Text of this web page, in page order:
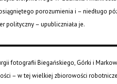
porozumienia i – niedługo
polityczny – upubliczniała je.
fotografii Biegańskiego, Górki i
– w tej wielkiej zbiorowości